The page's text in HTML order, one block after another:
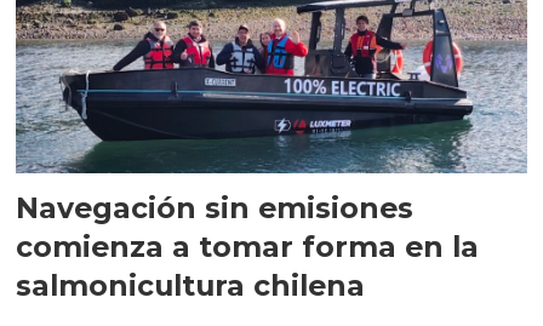
Navegación sin emisiones
comienza a tomar forma en la
salmonicultura chilena